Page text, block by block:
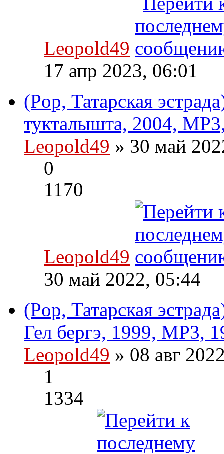
Leopold49
17 апр 2023, 06:01
(Pop, Татарская
тукталышта, 2004,
Leopold49 » 30 май
0
1170
Leopold49
30 май 2022, 05:44
(Pop, Татарская
Гел бергэ, 1999, MP3,
Leopold49 » 08 авг
1
1334